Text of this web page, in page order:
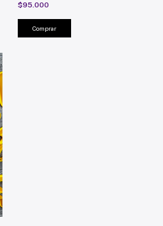
$95.000
Comprar